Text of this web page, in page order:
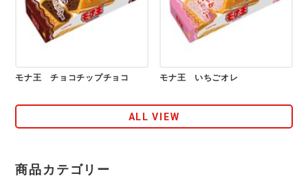
モナ王 チョコチップチョコ モナ王 いちごオレ
ALL VIEW
商品カテゴリー